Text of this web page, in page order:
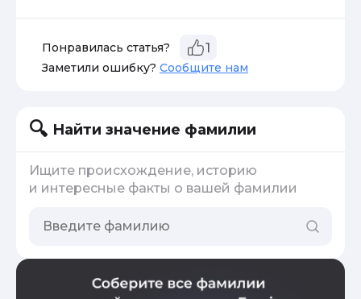
Понравилась статья? 1
Заметили ошибку? Сообщите нам
Найти значение фамилии
Ищите происхождение, историю
и интересные факты о вашей фамилии